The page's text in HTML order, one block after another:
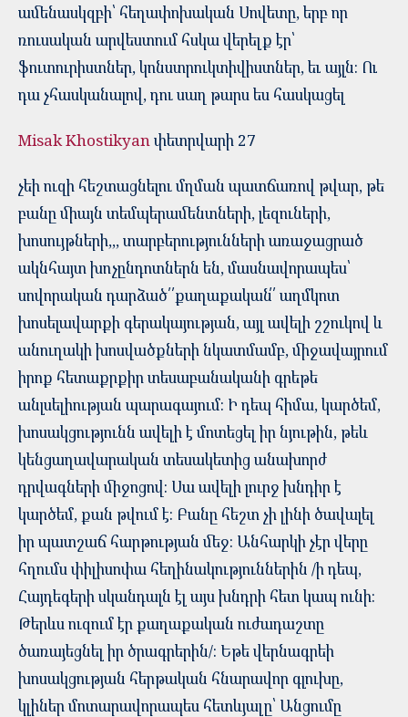
ամենասկզբի՝ հեղափոխական Սովետը, երբ որ
ռուսական արվեստում հսկա վերելք էր՝
ֆուտուրիստներ, կոնստրուկտիվիստներ, եւ այլն։ Ու
դա չհասկանալով, դու սաղ թարս ես հասկացել
Misak Khostikyanփետրվարի 27
չեի ուզի հեշտացնելու մղման պատճառով թվար, թե
բանը միայն տեմպերամենտների, լեզուների,
խոսույթների,,, տարբերությունների առաջացրած
ակնհայտ խոչընդոտներն են, մասնավորապես՝
սովորական դարձած՛՛քաղաքական՛՛ աղմկոտ
խոսելավարքի գերակայության, այլ ավելի շշուկով և
անուղակի խոսվածքների նկատմամբ, միջավայրում
իրոք հետաքրքիր տեսաբանականի գրեթե
անլսելիության պարագայում: Ի դեպ հիմա, կարծեմ,
խոսակցությունն ավելի է մոտեցել իր նյութին, թեև
կենցաղավարական տեսակետից անախորժ
դրվագների միջոցով: Սա ավելի լուրջ խնդիր է
կարծեմ, քան թվում է: Բանը հեշտ չի լինի ծավալել
իր պատշաճ հարթության մեջ: Անհարկի չէր վերը
հղումս փիլիսոփա հեղինակություններին /ի դեպ,
Հայդեգերի սկանդալն էլ այս խնդրի հետ կապ ունի:
Թերևս ուզում էր քաղաքական ուժադաշտը
ծառայեցնել իր ծրագրերին/: Եթե վերնագրեի
խոսակցության հերթական հնարավոր գլուխը,
կլիներ մոտարավորապես հետևյալը՝ Անցումը